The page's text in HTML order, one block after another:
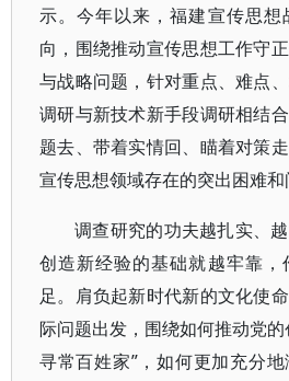
示。今年以来，福建宣传思想
向，围绕推动宣传思想工作守
与战略问题，针对重点、难点
调研与新技术新手段调研相结
题去、带着实情回、瞄着对策
宣传思想领域存在的突出困难和
调查研究的功夫越扎实、
创造新经验的基础就越牢靠
足。肩负起新时代新的文化使
际问题出发，围绕如何推动党
寻常百姓家”，如何更加充分